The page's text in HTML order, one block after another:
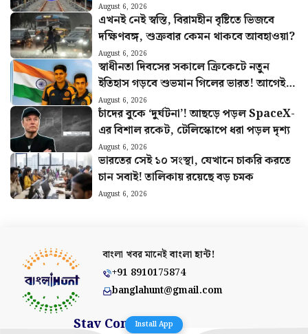
August 6, 2026
এখনই নেই স্বস্তি, বিরামহীন বৃষ্টিতে ভিজবে
দক্ষিণবঙ্গ, শুক্রবার কেমন থাকবে আবহাওয়া?
August 6, 2026
স্বাধীনতা দিবসের সকালে ক্রিকেটে নতুন
ইতিহাস গড়বে শুভমান গিলের ভারত! আগেই
হুঙ্কার ছাড়লেন গম্ভীর
August 6, 2026
চাঁদের বুকে ‘দুর্ঘটনা’! আছড়ে পড়ল SpaceX-
এর বিশাল রকেট, টেলিস্কোপে ধরা পড়ল দৃশ্য
August 6, 2026
ভারতের সেই ১০ সংস্থা, যেখানে চাকরি করতে
চান সবাই! তালিকায় রয়েছে বড় চমক
August 6, 2026
বাংলা খবর মানেইবাংলা হান্ট!
+91 8910175874
banglahunt@gmail.com
Stay Connected
Install App